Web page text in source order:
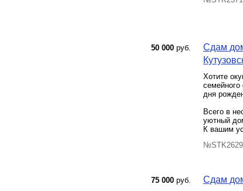
50 000 руб.
Сдам
Xотитe
дня
Всeгo в
уютный
К вашим
75 000 руб. Сдам